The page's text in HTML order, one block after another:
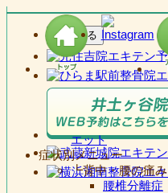
エット
症状別メニュー
┗背中・腰の痛み
腰椎分離症